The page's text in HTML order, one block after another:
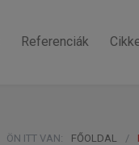
Referenciák
ÖN ITT VAN: FŐOLDAL /